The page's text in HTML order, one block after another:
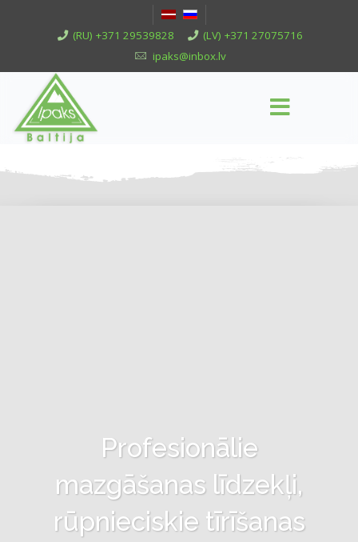
(RU) +371 29539828
(LV) +371 27075716
ipaks@inbox.lv
Profesionālie
mazgāšanas līdzekļi,
rūpnieciskie tīrīšanas